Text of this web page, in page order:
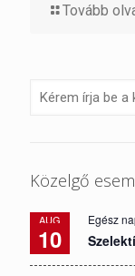
Tovább
Közelgő
AUG
10
Egész